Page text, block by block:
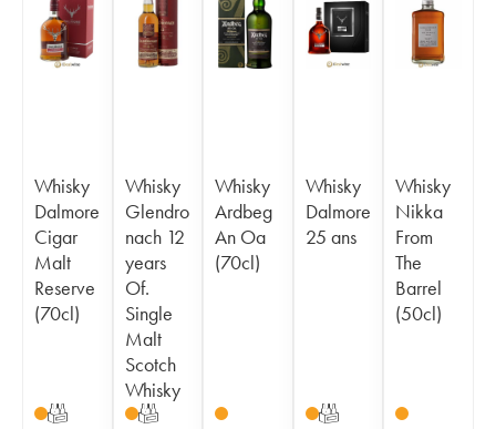
Whisky
Dalmore
Cigar
Malt
Reserve
(70cl)
T
Whisky
Glendro
nach 12
years
Of.
Single
Malt
Scotch
Whisky
T
Whisky
Ardbeg
An Oa
(70cl)
Whisky
Dalmore
25 ans
T
Whisky
Nikka
From
The
Barrel
(50cl)